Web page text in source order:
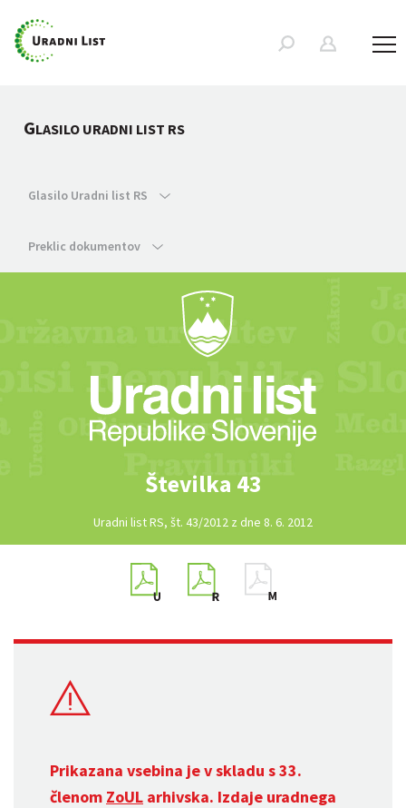
GLASILO URADNI LIST RS
Glasilo Uradni list RS
Preklic dokumentov
Številka 43
Uradni list RS, št. 43/2012 z dne 8. 6. 2012
Prikazana vsebina je v skladu s 33.
členom ZoUL arhivska. Izdaje uradnega